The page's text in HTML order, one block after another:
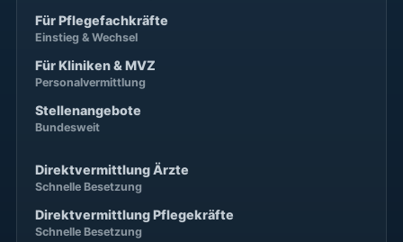
Für Pflegefachkräfte
Einstieg & Wechsel
Für Kliniken & MVZ
Personalvermittlung
Stellenangebote
Bundesweit
Direktvermittlung Ärzte
Schnelle Besetzung
Direktvermittlung Pflegekräfte
Schnelle Besetzung